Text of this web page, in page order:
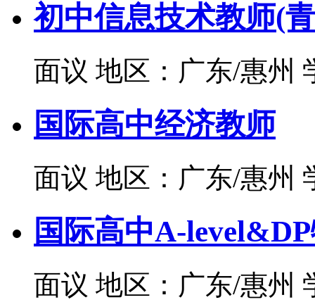
初中信息技术教师(
面议 地区：广东/惠州
国际高中经济教师
面议 地区：广东/惠州
国际高中A-
面议 地区：广东/惠州